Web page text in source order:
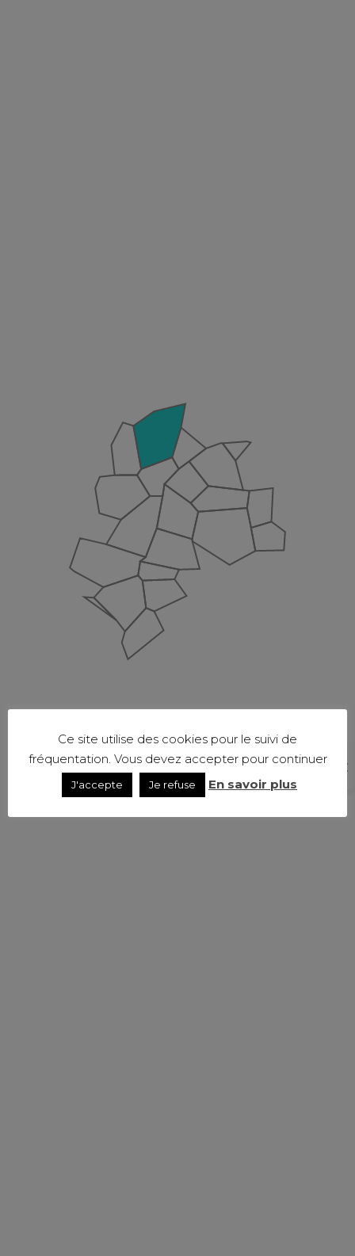
Ce site utilise des cookies pour le suivi de
fréquentation. Vous devez accepter pour continuer
J'accepte Je refuse En savoir plus